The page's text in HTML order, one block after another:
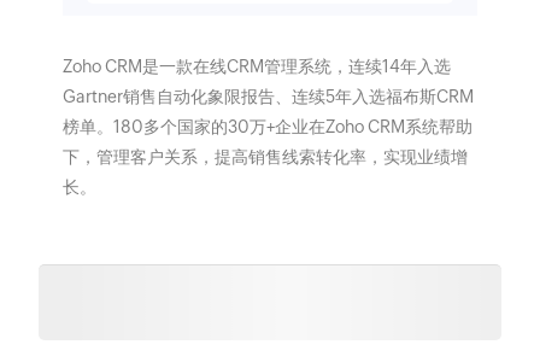
Zoho CRM是一款在线CRM管理系统，连续14年入选
Gartner销售自动化象限报告、连续5年入选福布斯CRM
榜单。180多个国家的30万+企业在Zoho CRM系统帮助
下，管理客户关系，提高销售线索转化率，实现业绩增
长。